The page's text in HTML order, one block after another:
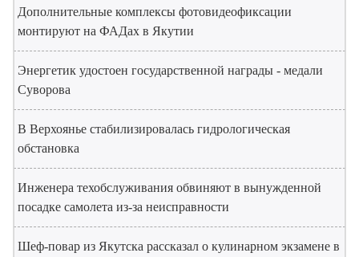
Дополнительные комплексы фотовидеофиксации
монтируют на ФАДах в Якутии
Энергетик удостоен государственной награды - медали
Суворова
В Верхоянье стабилизировалась гидрологическая
обстановка
Инженера техобслуживания обвиняют в вынужденной
посадке самолета из-за неисправности
Шеф-повар из Якутска рассказал о кулинарном экзамене в